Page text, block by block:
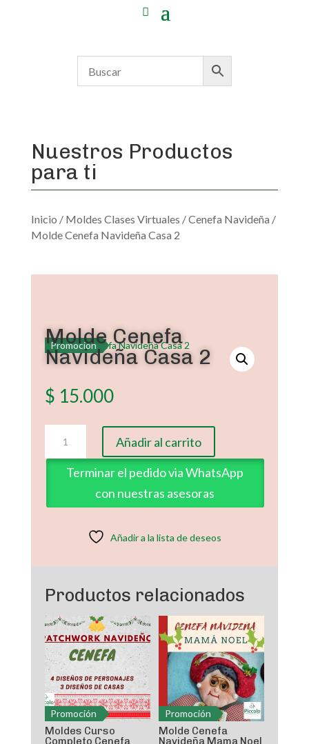
Nuestros Productos
para ti
Inicio / Moldes Clases Virtuales /Cenefa Navideña /
Molde Cenefa Navideña Casa 2
Promoción
Molde Cenefa
Navideña Casa 2
$ 15.000
Cenefa
Navideña
cantidad
Añadir al carrito
Terminar el pedido via WhatsApp
con nuestras asesoras
Añadir a la lista de deseos
Productos relacionados
Promoción
Moldes Curso
Completo Cenefa
Promoción
Molde Cenefa
Navideña Mama Noel